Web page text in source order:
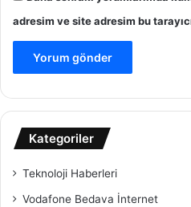
adresim ve site adresim bu
Kategoriler
Teknoloji Haberleri
Vodafone Bedava İnternet